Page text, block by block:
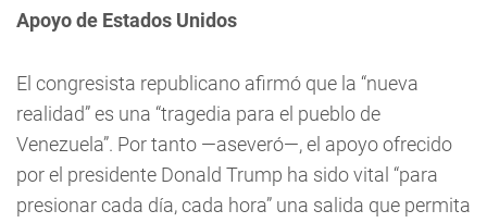
Apoyo de Estados Unidos
El congresista republicano afirmó que la “nueva
realidad” es una “tragedia para el pueblo de
Venezuela”. Por tanto —aseveró—, el apoyo ofrecido
por el presidente Donald Trump ha sido vital “para
presionar cada día, cada hora” una salida que permita